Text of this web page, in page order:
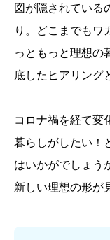
図が隠されている
り。どこまでもワ
っともっと理想の
底したヒアリング
コロナ禍を経て変
暮らしがしたい！
はいかがでしょう
新しい理想の形が